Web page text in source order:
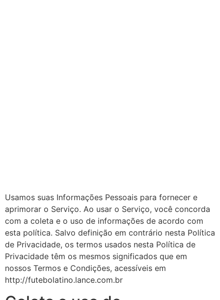
Usamos suas Informações Pessoais para fornecer e
aprimorar o Serviço. Ao usar o Serviço, você concorda
com a coleta e o uso de informações de acordo com
esta política. Salvo definição em contrário nesta Política
de Privacidade, os termos usados nesta Política de
Privacidade têm os mesmos significados que em
nossos Termos e Condições, acessíveis em
http://futebolatino.lance.com.br